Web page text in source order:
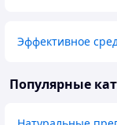
Эффективное
Популярные